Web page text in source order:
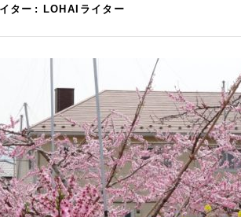
ター LOHAIライター